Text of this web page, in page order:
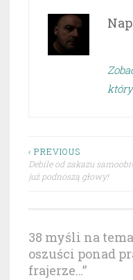
Nawigacja
wpisu
‹ PREVIOUS
Debile od zakazu
już podnoszą głowy!
38 myśli na
oszuści ponad
frajerze…”